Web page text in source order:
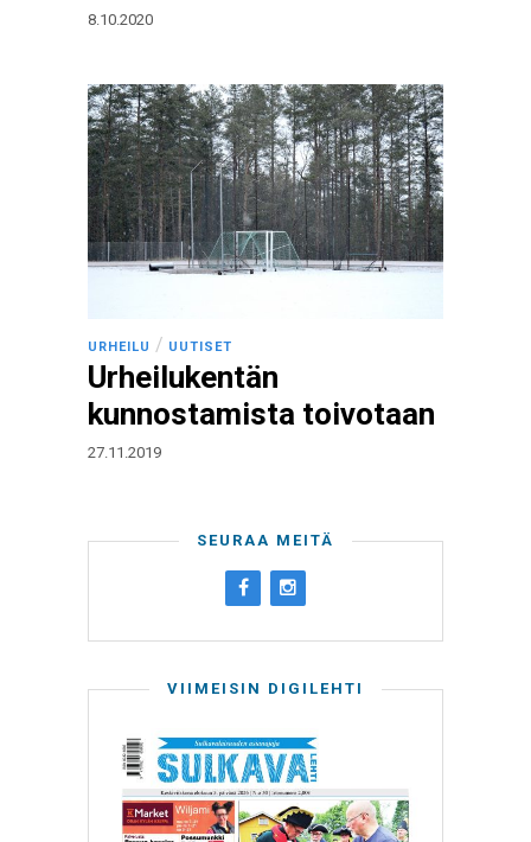
8.10.2020
URHEILU / UUTISET
Urheilukentän
kunnostamista toivotaan
27.11.2019
SEURAA MEITÄ
VIIMEISIN DIGILEHTI